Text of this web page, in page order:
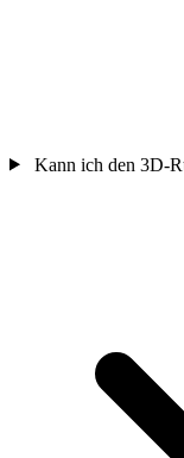
Kann ich den 3D-